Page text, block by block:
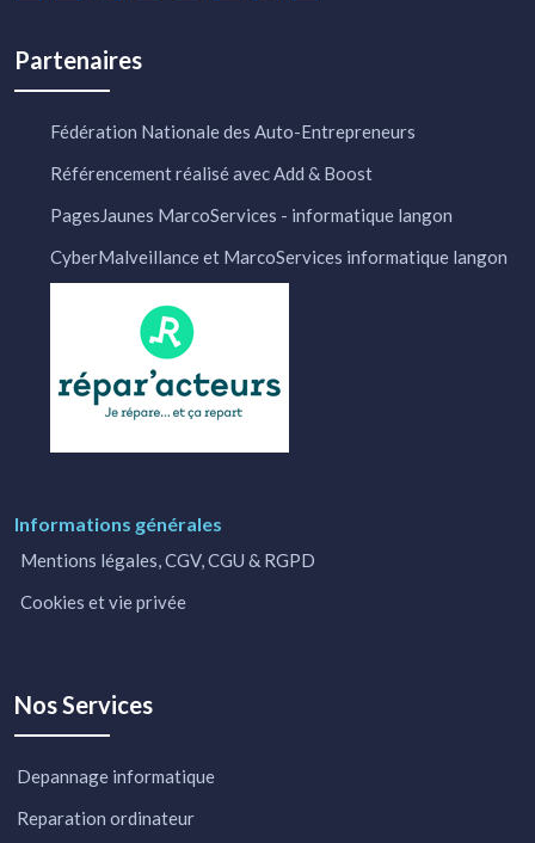
Partenaires
Fédération Nationale des Auto-Entrepreneurs
Référencement réalisé avec Add & Boost
PagesJaunes MarcoServices - informatique langon
CyberMalveillance et MarcoServices informatique langon
Informations générales
Mentions légales, CGV, CGU & RGPD
Cookies et vie privée
Nos Services
Depannage informatique
Reparation ordinateur